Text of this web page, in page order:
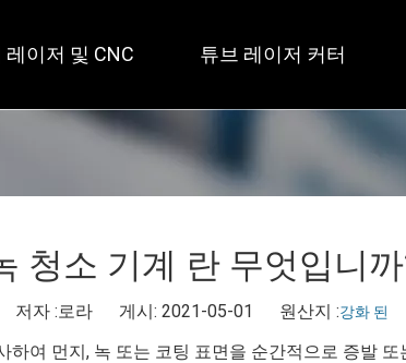
레이저 및 CNC 튜브 레이저 커터
청소 기계 란 무엇입니
저자 :로라 게시: 2021-05-01 원산지 :강화 된
여 먼지, 녹 또는 코팅 표면을 순간적으로 증발